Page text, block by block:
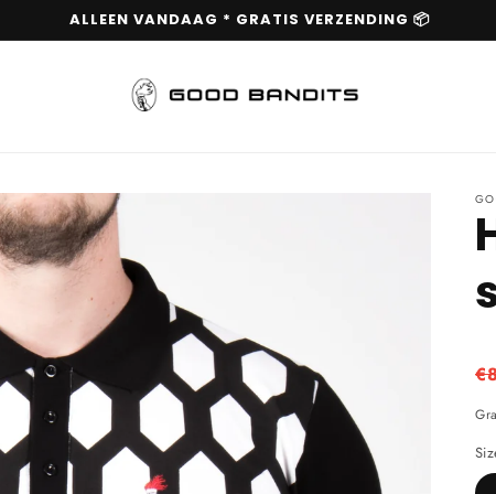
ALLEEN VANDAAG * GRATIS VERZENDING 📦